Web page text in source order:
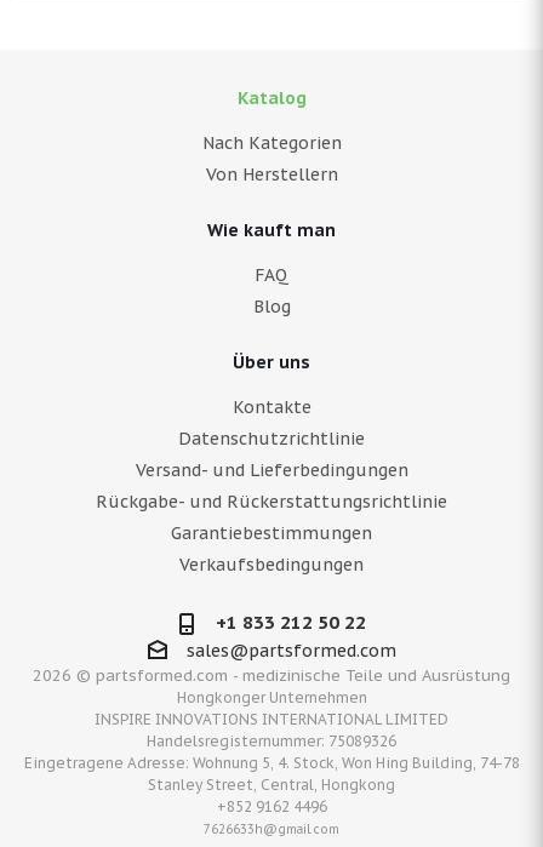
2026 © partsformed.com - medizinische Teile und Ausrüstung
Hongkonger Unternehmen
INSPIRE INNOVATIONS INTERNATIONAL LIMITED
Handelsregisternummer: 75089326
Eingetragene Adresse: Wohnung 5, 4. Stock, Won Hing Building, 74-78
Stanley Street, Central, Hongkong
+852 9162 4496
7626633h@gmail.com
Katalog
Nach Kategorien
Von Herstellern
Wie kauft man
FAQ
Blog
Über uns
Kontakte
Datenschutzrichtlinie
Versand- und Lieferbedingungen
Rückgabe- und Rückerstattungsrichtlinie
Garantiebestimmungen
Verkaufsbedingungen
+1 833 212 50 22
sales@partsformed.com